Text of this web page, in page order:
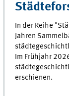
In der Reihe
Jahren
Im Frühjahr
erschienen.